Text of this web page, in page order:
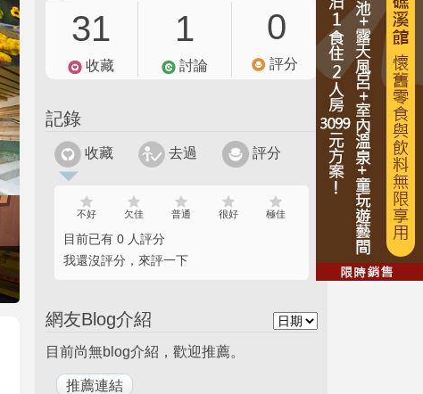
31
收藏
1
討論
0
評分
記錄
收藏 去過 評分
不好 欠佳 普通 很好 極佳
目前已有 0 人評分
我還沒評分，來評一下
網友Blog介紹
目前尚無blog介紹，歡迎推薦。